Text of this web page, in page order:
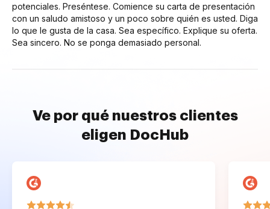
potenciales. Preséntese. Comience su carta de presentación
con un saludo amistoso y un poco sobre quién es usted. Diga
lo que le gusta de la casa. Sea específico. Explique su oferta.
Sea sincero. No se ponga demasiado personal.
Ve por qué nuestros clientes
eligen DocHub